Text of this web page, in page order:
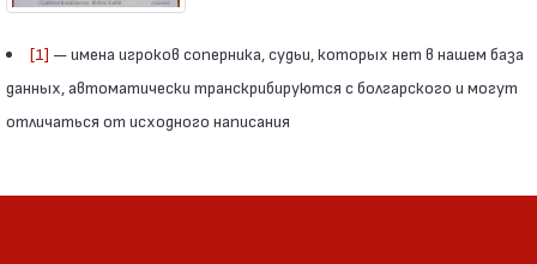
[1] — имена игроков соперника, судьи, которых нет в нашем база
данных, автоматически транскрибируются с болгарского и могут
отличаться от исходного написания